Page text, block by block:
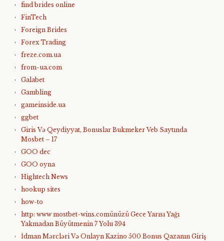
find brides online
FinTech
Foreign Brides
Forex Trading
freze.com.ua
from-ua.com
Galabet
Gambling
gameinside.ua
ggbet
Giris Və Qeydiyyat, Bonuslar Bukmeker Veb Saytında
Mosbet – 17
GOO dec
GOO oyna
Hightech News
hookup sites
how-to
http: www mostbet-wins.comünüzü Gece Yarısı Yağı
Yakmadan Büyütmenin 7 Yolu 394
İdman Mərcləri Və Onlayn Kazino 500 Bonus Qazanın Giriş